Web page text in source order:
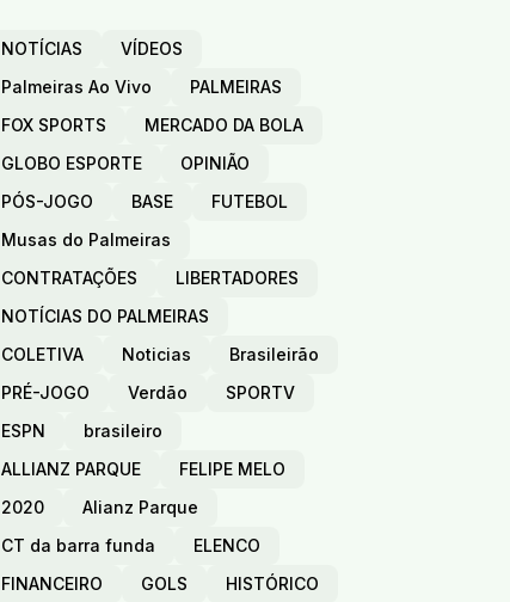
NOTÍCIAS
VÍDEOS
Palmeiras Ao Vivo
PALMEIRAS
FOX SPORTS
MERCADO DA BOLA
GLOBO ESPORTE
OPINIÃO
PÓS-JOGO
BASE
FUTEBOL
Musas do Palmeiras
CONTRATAÇÕES
LIBERTADORES
NOTÍCIAS DO PALMEIRAS
COLETIVA
Noticias
Brasileirão
PRÉ-JOGO
Verdão
SPORTV
ESPN
brasileiro
ALLIANZ PARQUE
FELIPE MELO
2020
Alianz Parque
CT da barra funda
ELENCO
FINANCEIRO
GOLS
HISTÓRICO